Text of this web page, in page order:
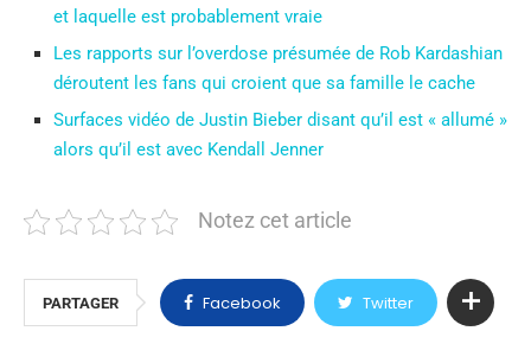
et laquelle est probablement vraie
Les rapports sur l’overdose présumée de Rob Kardashian
déroutent les fans qui croient que sa famille le cache
Surfaces vidéo de Justin Bieber disant qu’il est « allumé »
alors qu’il est avec Kendall Jenner
Notez cet article
PARTAGER Facebook Twitter